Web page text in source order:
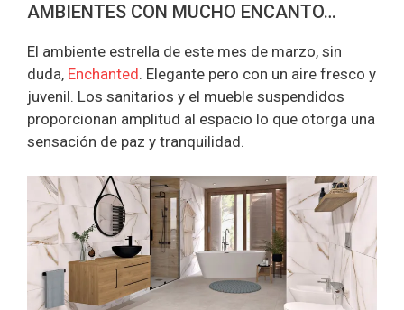
AMBIENTES CON MUCHO ENCANTO…
El ambiente estrella de este mes de marzo, sin
duda, Enchanted. Elegante pero con un aire fresco y
juvenil. Los sanitarios y el mueble suspendidos
proporcionan amplitud al espacio lo que otorga una
sensación de paz y tranquilidad.